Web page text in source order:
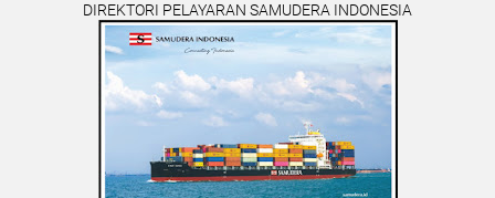
DIREKTORI PELAYARAN SAMUDERA INDONESIA